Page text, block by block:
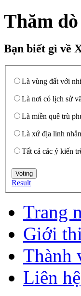
Thăm
Bạn biết gì về
Là vùng đất với
Là nơi có lịch sử
Là miền quê trù
Là xứ địa linh
Tất cả các ý kiến
Result
Trang
Giới
Thành
Liên hệ